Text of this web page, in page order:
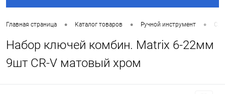
Главная страница • Каталог товаров • Ручной инструмент •
Набор ключей комбин. Matrix 6-22мм
9шт CR-V матовый хром